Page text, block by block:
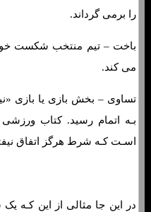
را برمی گرداند.
باخت – تیم منتخب شکست
می کند.
تساوی – بخش بازی یا بازی
بـه اتمام رسید. کتاب
اسـت کـه شرط هرگز اتفاق
در این جا مثالی از این کـه